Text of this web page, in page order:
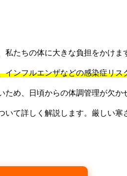
たちの体に大きな負担をかけま
インフルエンザなどの感染症リス
ため、日頃からの体調管理が欠
いて詳しく解説します。厳しい